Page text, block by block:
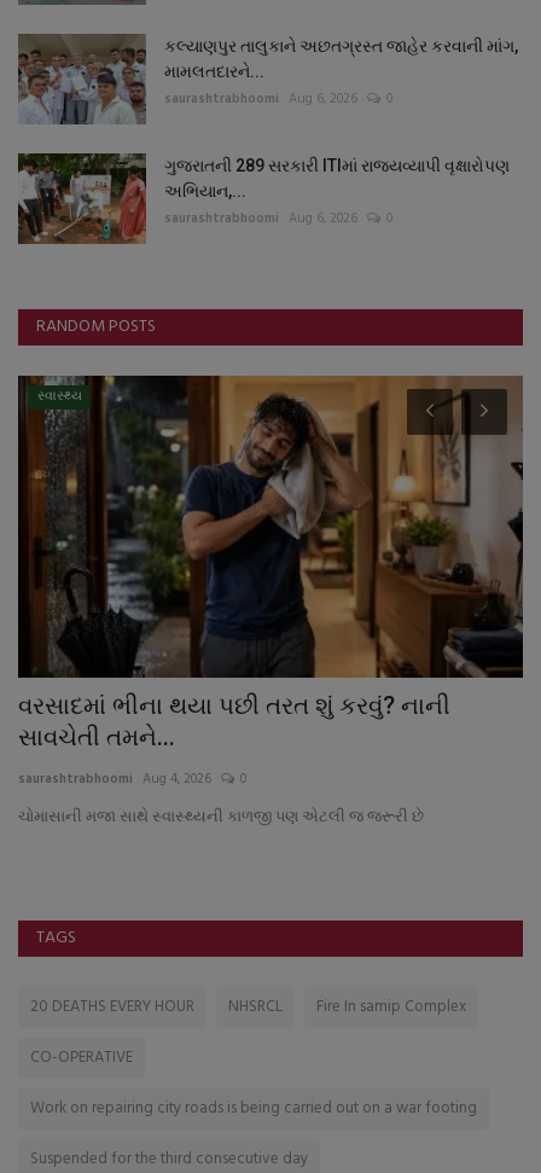
કલ્યાણપુર તાલુકાને અછતગ્રસ્ત જાહેર કરવાની માંગ,
મામલતદારને...
saurashtrabhoomi Aug 6, 2026 0
ગુજરાતની 289 સરકારી ITIમાં રાજ્યવ્યાપી વૃક્ષારોપણ
અભિયાન,...
saurashtrabhoomi Aug 6, 2026 0
RANDOM POSTS
સ્વાસ્થ્ય
વરસાદમાં ભીના થયા પછી તરત શું કરવું? નાની
સાવચેતી તમને...
saurashtrabhoomi Aug 4, 2026 0
ચોમાસાની મજા સાથે સ્વાસ્થ્યની કાળજી પણ એટલી જ જરૂરી છે
TAGS
20 DEATHS EVERY HOUR NHSRCL
Fire In samip Complex
CO-OPERATIVE
Work on repairing city roads is being carried out on a war footing
Suspended for the third consecutive day